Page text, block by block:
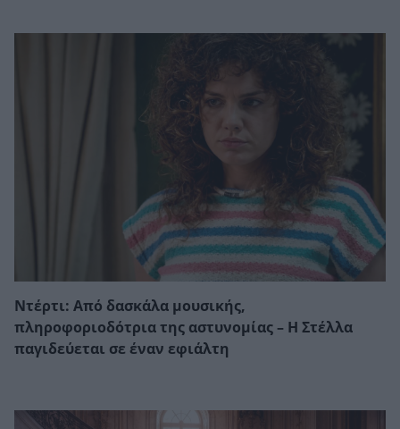
Ντέρτι: Από δασκάλα μουσικής,
πληροφοριοδότρια της αστυνομίας – Η Στέλλα
παγιδεύεται σε έναν εφιάλτη